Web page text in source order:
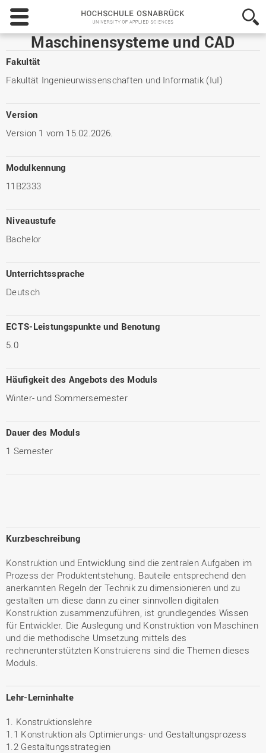
Hochschule
Osnabrück
-
University
Sciences
Maschinensysteme und CAD
Fakultät
Fakultät Ingenieurwissenschaften und Informatik (IuI)
Version
Version 1 vom 15.02.2026.
Modulkennung
11B2333
Niveaustufe
Bachelor
Unterrichtssprache
Deutsch
ECTS-Leistungspunkte und Benotung
5.0
Häufigkeit des Angebots des Moduls
Winter- und Sommersemester
Dauer des Moduls
1 Semester
Kurzbeschreibung
Konstruktion und Entwicklung sind die zentralen Aufgaben im
Prozess der Produktentstehung. Bauteile entsprechend den
anerkannten Regeln der Technik zu dimensionieren und zu
gestalten um diese dann zu einer sinnvollen digitalen
Konstruktion zusammenzuführen, ist grundlegendes Wissen
für Entwickler. Die Auslegung und Konstruktion von Maschinen
und die methodische Umsetzung mittels des
rechnerunterstützten Konstruierens sind die Themen dieses
Moduls.
Lehr-Lerninhalte
1. Konstruktionslehre
1.1 Konstruktion als Optimierungs- und Gestaltungsprozess
1.2 Gestaltungsstrategien